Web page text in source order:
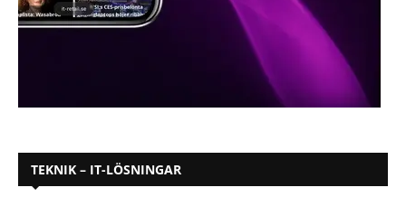
TEKNIK – IT-LÖSNINGAR